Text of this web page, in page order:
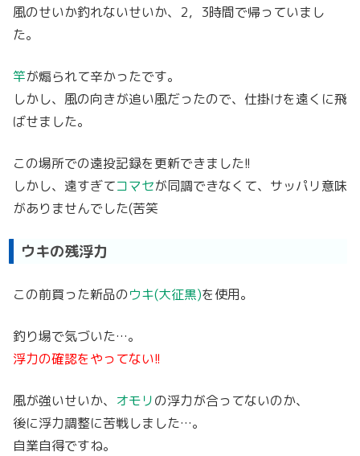
風のせいか釣れないせいか、2，3時間で帰っていまし
た。
竿が煽られて辛かったです。
しかし、風の向きが追い風だったので、仕掛けを遠くに飛
ばせました。
この場所での遠投記録を更新できました!!
しかし、遠すぎてコマセが同調できなくて、サッパリ意味
がありませんでした(苦笑
ウキの残浮力
この前買った新品のウキ(大征黒)を使用。
釣り場で気づいた…。
浮力の確認をやってない!!
風が強いせいか、 オモリの浮力が合ってないのか、
後に浮力調整に苦戦しました…。
自業自得ですね。